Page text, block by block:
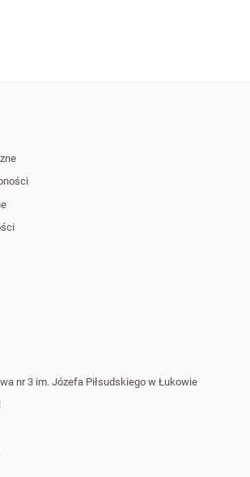
nr 3 im. Józefa Piłsudskiego w Łukowie